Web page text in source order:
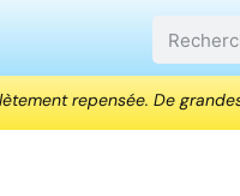
repensée. De